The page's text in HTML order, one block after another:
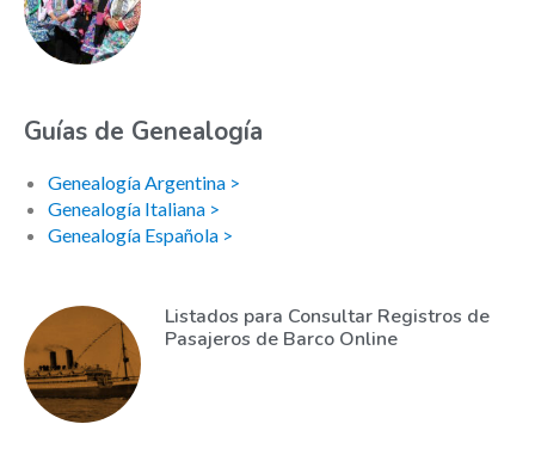
Guías de Genealogía
Genealogía Argentina >
Genealogía Italiana >
Genealogía Española >
Listados para Consultar Registros de
Pasajeros de Barco Online